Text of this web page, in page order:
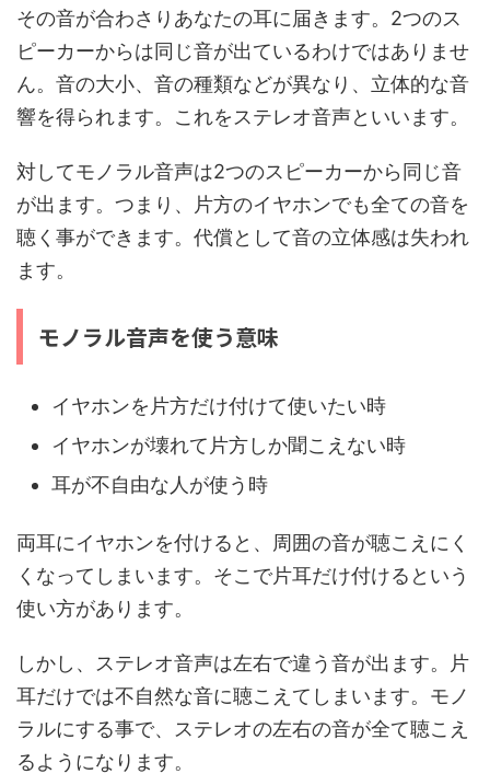
その音が合わさりあなたの耳に届きます。2つのス
ピーカーからは同じ音が出ているわけではありませ
ん。音の大小、音の種類などが異なり、立体的な音
響を得られます。これをステレオ音声といいます。
対してモノラル音声は2つのスピーカーから同じ音
が出ます。つまり、片方のイヤホンでも全ての音を
聴く事ができます。代償として音の立体感は失われ
ます。
モノラル音声を使う意味
イヤホンを片方だけ付けて使いたい時
イヤホンが壊れて片方しか聞こえない時
耳が不自由な人が使う時
両耳にイヤホンを付けると、周囲の音が聴こえにく
くなってしまいます。そこで片耳だけ付けるという
使い方があります。
しかし、ステレオ音声は左右で違う音が出ます。片
耳だけでは不自然な音に聴こえてしまいます。モノ
ラルにする事で、ステレオの左右の音が全て聴こえ
るようになります。